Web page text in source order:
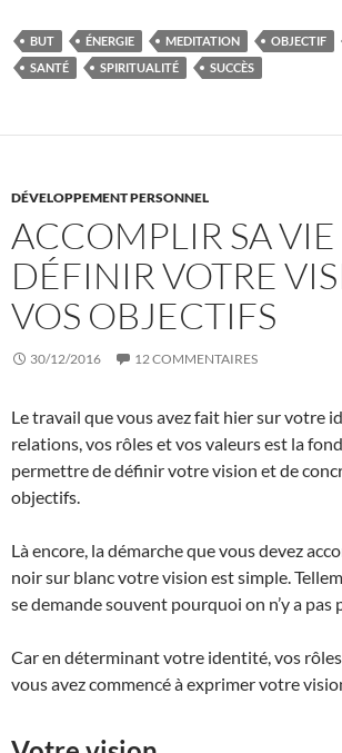
BUT ÉNERGIE MEDITATION OBJECTIF
SANTÉ
SPIRITUALITÉ SUCCÈS
DÉVELOPPEMENT PERSONNEL
ACCOMPLIR SA VIE
DÉFINIR VOTRE
VOS OBJECTIFS
30/12/2016 12 COMMENTAIRES
Le travail que vous avez fait hier sur votre
relations, vos rôles et vos valeurs est la
permettre de définir votre vision et de
objectifs.
Là encore, la démarche que vous devez
noir sur blanc votre vision est simple.
se demande souvent pourquoi on n’y a pas
Car en déterminant votre identité, vos rôles
vous avez commencé à exprimer votre